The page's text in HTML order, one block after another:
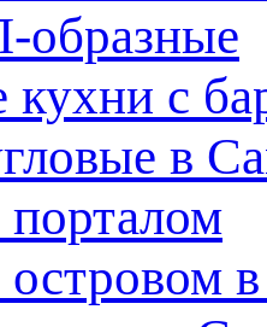
образные
кухни с
в